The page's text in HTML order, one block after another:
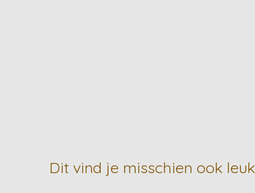
Dit vind je misschien ook leuk